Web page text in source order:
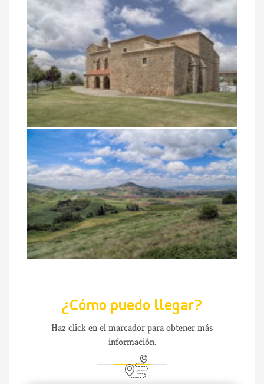
¿Cómo puedo llegar?
Haz click en el marcador para obtener más
información.